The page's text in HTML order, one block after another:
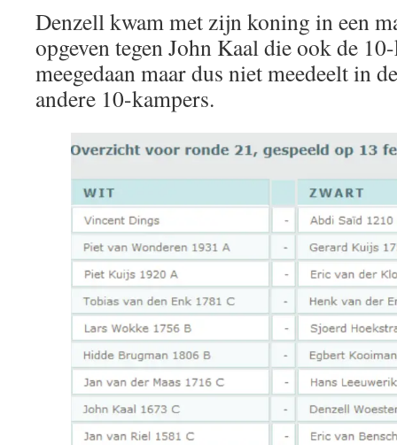
Denzell kwam met zijn koning in een
opgeven tegen John Kaal die ook de
meegedaan maar dus niet meedeelt in
andere 10-kampers.